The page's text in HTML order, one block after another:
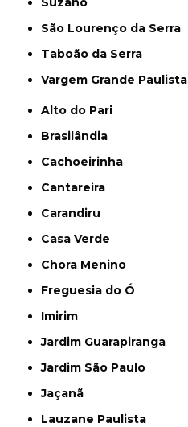
São Lourenço da Serra
Taboão da Serra
Vargem Grande Paulista
Alto do Pari
Brasilândia
Cachoeirinha
Cantareira
Carandiru
Casa Verde
Chora Menino
Freguesia do Ó
Imirim
Jardim Guarapiranga
Jardim São Paulo
Jaçanã
Lauzane Paulista